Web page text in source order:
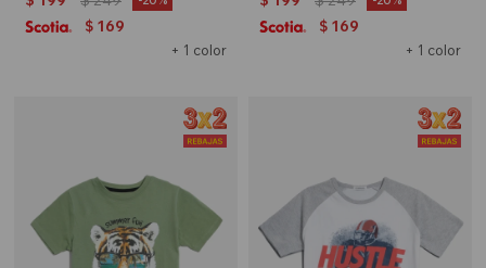
+ 1 color
$ 169
+ 1 color
$ 169